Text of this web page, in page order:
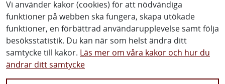
Vi använder kakor (cookies) för att nödvändiga
funktioner på webben ska fungera, skapa utökade
funktioner, en förbättrad användarupplevelse samt följa
besöksstatistik. Du kan när som helst ändra ditt
samtycke till kakor. Läs mer om våra kakor och hur du
ändrar ditt samtycke
Följ oss
Facebook Youtube